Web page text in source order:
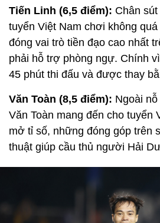
Tiến Linh (6,5 điểm): Chân
tuyển Việt Nam chơi không
đóng vai trò tiền đạo cao nhất
phải hỗ trợ phòng ngự. Chính
45 phút thi đấu và được thay
Văn Toàn (8,5 điểm): Ngoài
Văn Toàn mang đến cho tuyển
mở tỉ số, những đóng góp trên
thuật giúp cầu thủ người Hải